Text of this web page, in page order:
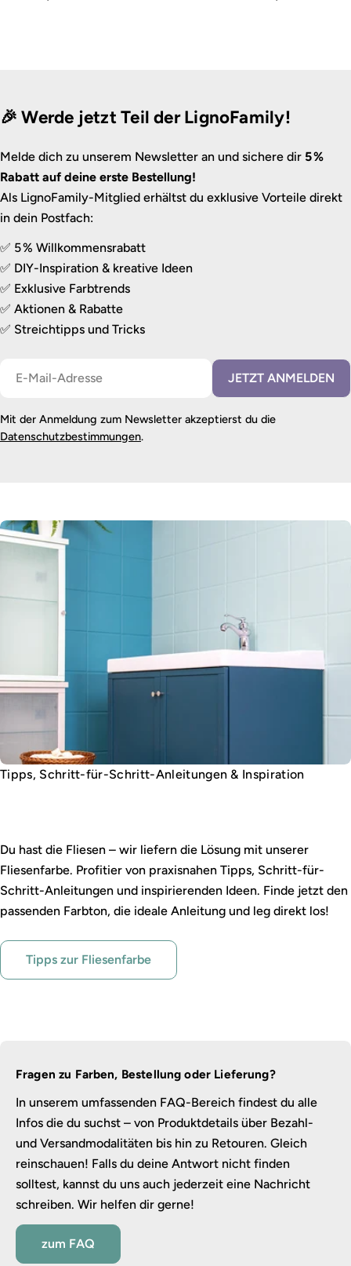
🎉 Werde jetzt Teil der LignoFamily!
Melde dich zu unserem Newsletter an und sichere dir 5 %
Rabatt auf deine erste Bestellung!
Als LignoFamily-Mitglied erhältst du exklusive Vorteile direkt
in dein Postfach:
✅ 5 % Willkommensrabatt
✅ DIY-Inspiration & kreative Ideen
✅ Exklusive Farbtrends
✅ Aktionen & Rabatte
✅ Streichtipps und Tricks
JETZT ANMELDEN
Mit der Anmeldung zum Newsletter akzeptierst du die
Datenschutzbestimmungen.
Tipps, Schritt-für-Schritt-Anleitungen & Inspiration
Du hast die Fliesen – wir liefern die Lösung mit unserer
Fliesenfarbe. Profitier von praxisnahen Tipps, Schritt-für-
Schritt-Anleitungen und inspirierenden Ideen. Finde jetzt den
passenden Farbton, die ideale Anleitung und leg direkt los!
Tipps zur Fliesenfarbe
Fragen zu Farben, Bestellung oder Lieferung?
In unserem umfassenden FAQ-Bereich findest du alle
Infos die du suchst – von Produktdetails über Bezahl-
und Versandmodalitäten bis hin zu Retouren. Gleich
reinschauen! Falls du deine Antwort nicht finden
solltest, kannst du uns auch jederzeit eine Nachricht
schreiben. Wir helfen dir gerne!
zum FAQ